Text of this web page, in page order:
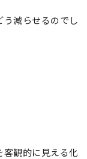
減らせるのでし
観的に見える化